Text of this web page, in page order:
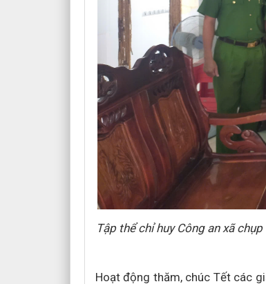
Tập thể chỉ huy Công an xã
Hoạt động thăm, chúc Tết các